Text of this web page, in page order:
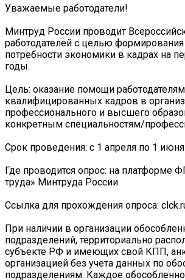
Уважаемые работодатели!️
Минтруд России проводит
работодателей с целью формирования
потребности экономики в кадрах на
годы.
Цель: оказание помощи
квалифицированных кадров в
профессионального и высшего
конкретным специальностям/
Срок проведения: с 1 апреля по 1 июня
Где проводится опрос: на платформе
труда» Минтруда России.
Ссылка для прохождения опроса:
При наличии в организации
подразделений, территориально
субъекте РФ и имеющих свой КПП,
организацией без учета данных по
подразделениям. Каждое